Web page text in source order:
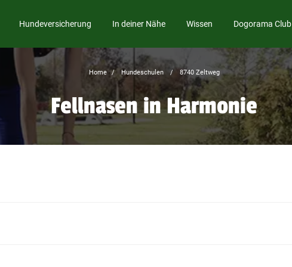
Hundeversicherung In deiner Nähe Wissen Dogorama Club
Home Hundeschulen 8740 Zeltweg
Fellnasen in Harmonie